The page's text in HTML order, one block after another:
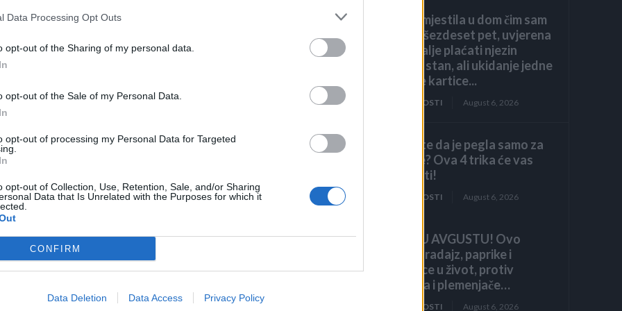
Data Processing Opt Outs
opt-out of the Sharing of my personal data.
opt-out of the Sale of my Personal Data.
opt-out of processing my Personal Data for Targeted
opt-out of Collection, Use, Retention, Sale, and/or Sharing
Data that Is Unrelated with the Purposes for which it
CONFIRM
Data Deletion Data Access Privacy Policy
ušteda ako ga vi isključite. Pristalica sam toga da se bojler
gde samo povremeno odlazite”, otkriva on.
Micić otkriva šta je istina.
9-10 puta može biti veći potrošač od običnog bojlera, ali
voda, on više ne znači. Ako se 5 minuta tuširate, on 5
TA peći, koja ima tri grejača, pa jedan pregori, onda ona
je uređaj star, on jednako troši struju”, kaže Tomislav,
Kći me smjestila u dom čim sam
navršila šezdeset pet, uvjerena
da ću i dalje plaćati njezin
luksuzni stan, ali ukidanje jedne
dodatne kartice...
ZANIMLJIVOSTI August 6, 2026
Mislite da je pegla samo za
peglanje? Ova 4 trika će vas
iznenaditi!
ZANIMLJIVOSTI August 6, 2026
HITNO U AVGUSTU! Ovo
vraća paradajz, paprike i
krastavce u život, protiv
štetočina i plemenjače…
ZANIMLJIVOSTI August 6, 2026